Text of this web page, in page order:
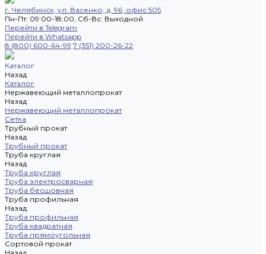
г. Челябинск, ул. Васенко, д. 96, офис 505
Пн-Пт: 09:00-18:00, Cб-Вс: Выходной
Перейти в Telegram
Перейти в Whatsapp
8 (800) 600-64-99 7 (351) 200-26-22
Каталог
Назад
Каталог
Нержавеющий металлопрокат
Назад
Нержавеющий металлопрокат
Сетка
Трубный прокат
Назад
Трубный прокат
Труба круглая
Назад
Труба круглая
Труба электросварная
Труба бесшовная
Труба профильная
Назад
Труба профильная
Труба квадратная
Труба прямоугольная
Сортовой прокат